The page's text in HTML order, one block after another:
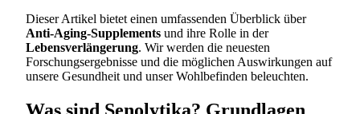
Dieser Artikel bietet einen umfassenden Überblick über
Anti-Aging-Supplements und ihre Rolle in der
Lebensverlängerung. Wir werden die neuesten
Forschungsergebnisse und die möglichen Auswirkungen auf
unsere Gesundheit und unser Wohlbefinden beleuchten.